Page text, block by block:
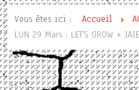
Vous êtes ici : Accueil
LUN 29 Mars : LET'S GROW +